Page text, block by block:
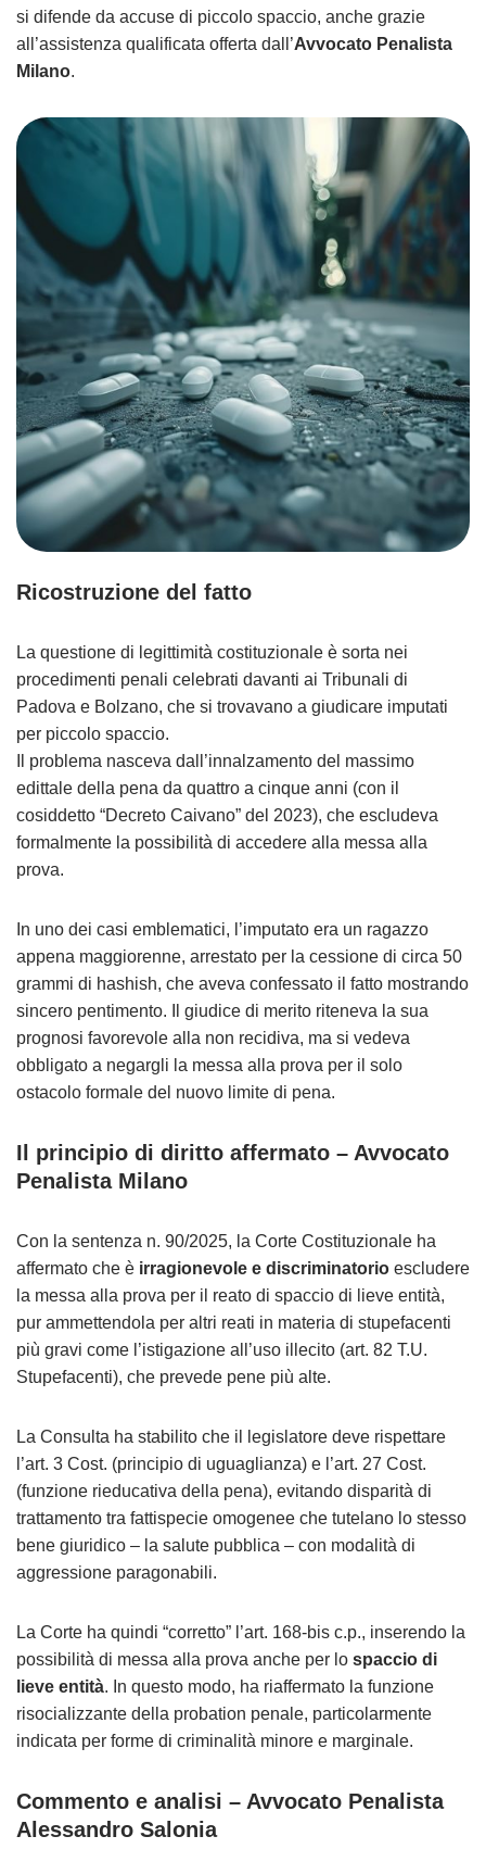
si difende da accuse di piccolo spaccio, anche grazie
all’assistenza qualificata offerta dall’Avvocato Penalista
Milano.
Ricostruzione del fatto
La questione di legittimità costituzionale è sorta nei
procedimenti penali celebrati davanti ai Tribunali di
Padova e Bolzano, che si trovavano a giudicare imputati
per piccolo spaccio.
Il problema nasceva dall’innalzamento del massimo
edittale della pena da quattro a cinque anni (con il
cosiddetto “Decreto Caivano” del 2023), che escludeva
formalmente la possibilità di accedere alla messa alla
prova.
In uno dei casi emblematici, l’imputato era un ragazzo
appena maggiorenne, arrestato per la cessione di circa 50
grammi di hashish, che aveva confessato il fatto mostrando
sincero pentimento. Il giudice di merito riteneva la sua
prognosi favorevole alla non recidiva, ma si vedeva
obbligato a negargli la messa alla prova per il solo
ostacolo formale del nuovo limite di pena.
Il principio di diritto affermato – Avvocato
Penalista Milano
Con la sentenza n. 90/2025, la Corte Costituzionale ha
affermato che è irragionevole e discriminatorio escludere
la messa alla prova per il reato di spaccio di lieve entità,
pur ammettendola per altri reati in materia di stupefacenti
più gravi come l’istigazione all’uso illecito (art. 82 T.U.
Stupefacenti), che prevede pene più alte.
La Consulta ha stabilito che il legislatore deve rispettare
l’art. 3 Cost. (principio di uguaglianza) e l’art. 27 Cost.
(funzione rieducativa della pena), evitando disparità di
trattamento tra fattispecie omogenee che tutelano lo stesso
bene giuridico – la salute pubblica – con modalità di
aggressione paragonabili.
La Corte ha quindi “corretto” l’art. 168-bis c.p., inserendo la
possibilità di messa alla prova anche per lo spaccio di
lieve entità. In questo modo, ha riaffermato la funzione
risocializzante della probation penale, particolarmente
indicata per forme di criminalità minore e marginale.
Commento e analisi – Avvocato Penalista
Alessandro Salonia